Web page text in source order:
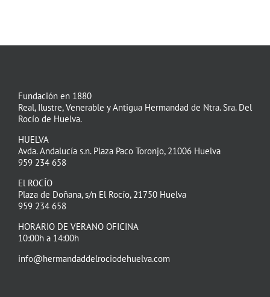
Fundación en 1880
Real, Ilustre, Venerable y Antigua Hermandad de Ntra. Sra. Del
Rocío de Huelva.
HUELVA
Avda. Andalucía s.n. Plaza Paco Toronjo, 21006 Huelva
959 234 658
El ROCÍO
Plaza de Doñana, s/n El Rocío, 21750 Huelva
959 234 658
HORARIO DE VERANO OFICINA
10:00h a 14:00h
info@hermandaddelrociodehuelva.com